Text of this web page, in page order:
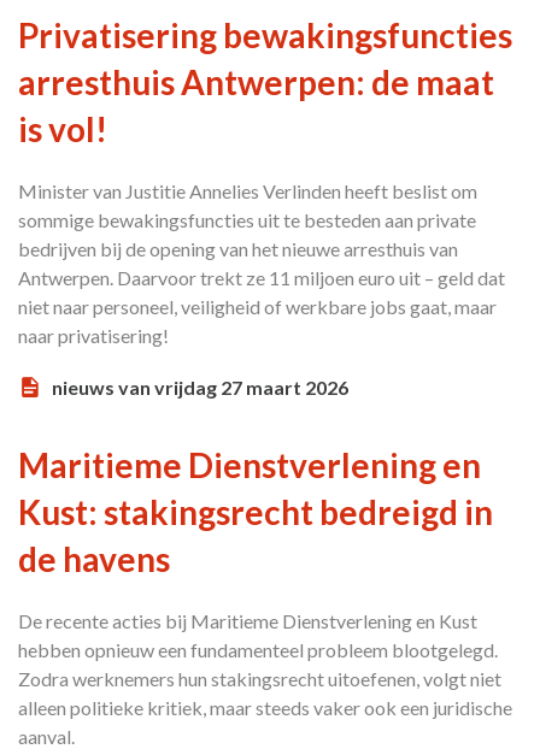
Privatisering bewakingsfuncties
arresthuis Antwerpen: de maat
is vol!
Minister van Justitie Annelies Verlinden heeft beslist om
sommige bewakingsfuncties uit te besteden aan private
bedrijven bij de opening van het nieuwe arresthuis van
Antwerpen. Daarvoor trekt ze 11 miljoen euro uit – geld dat
niet naar personeel, veiligheid of werkbare jobs gaat, maar
naar privatisering!
nieuws van vrijdag 27 maart 2026
Maritieme Dienstverlening en
Kust: stakingsrecht bedreigd in
de havens
De recente acties bij Maritieme Dienstverlening en Kust
hebben opnieuw een fundamenteel probleem blootgelegd.
Zodra werknemers hun stakingsrecht uitoefenen, volgt niet
alleen politieke kritiek, maar steeds vaker ook een juridische
aanval.